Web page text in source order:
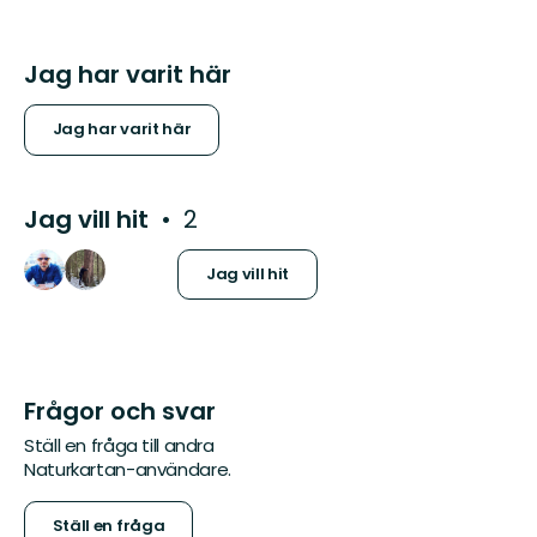
Jag har varit här
Jag har varit här
Jag vill hit 2
Jag vill hit
Frågor och svar
Ställ en fråga till andra
Naturkartan-användare.
Ställ en fråga